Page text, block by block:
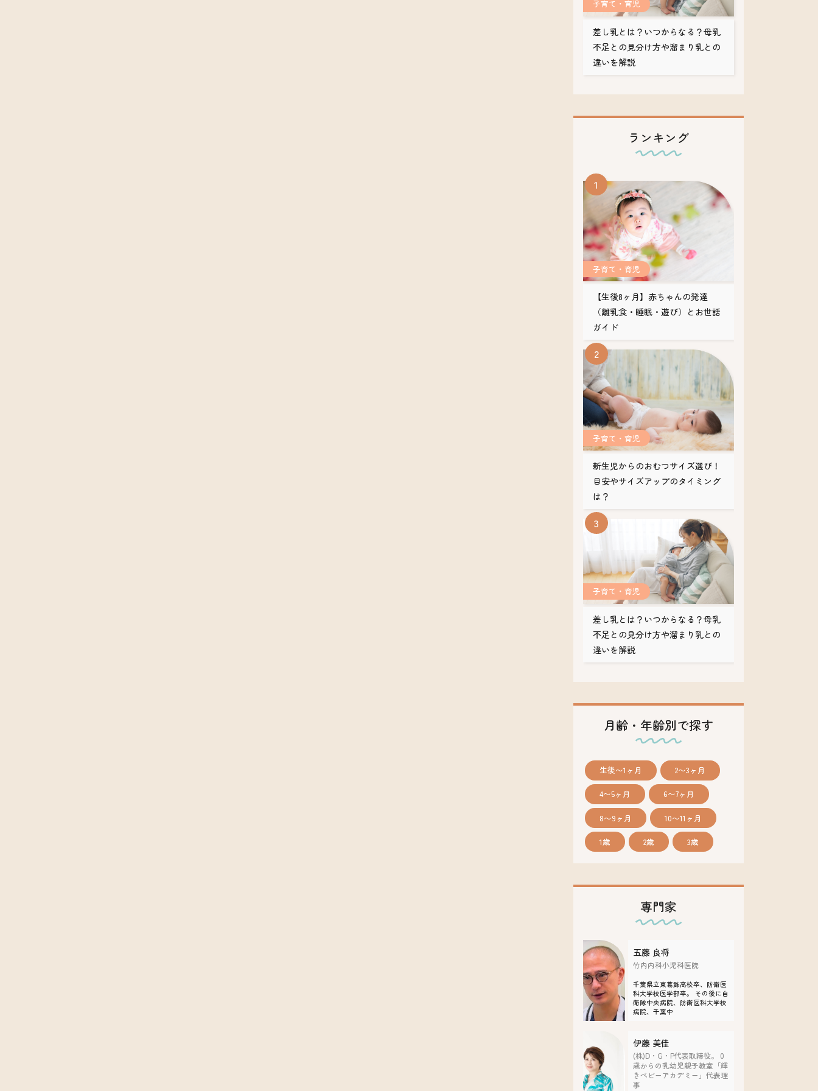
差し乳とは？いつからなる？母乳
不足との見分け方や溜まり乳との
違いを解説
子育て・育児
ランキング
【生後8ヶ月】赤ちゃんの発達
（離乳食・睡眠・遊び）とお世話
ガイド
子育て・育児
新生児からのおむつサイズ選び！
目安やサイズアップのタイミング
は？
子育て・育児
差し乳とは？いつからなる？母乳
不足との見分け方や溜まり乳との
違いを解説
子育て・育児
月齢・年齢別で探す
生後〜1ヶ月 2〜3ヶ月
4〜5ヶ月 6〜7ヶ月
8〜9ヶ月 10〜11ヶ月
1歳 2歳 3歳
専門家
五藤 良将
竹内内科小児科医院
千葉県立東葛飾高校卒、防衛医
科大学校医学部卒。 その後に自
衛隊中央病院、防衛医科大学校
病院、千葉中
伊藤 美佳
(株)D・G・P代表取締役。 0
歳からの乳幼児親子教室「輝
きベビーアカデミー」代表理
事